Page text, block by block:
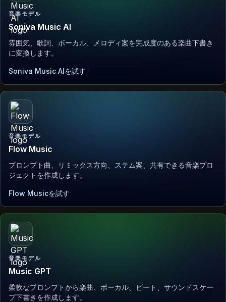
音楽モデル
Soniva Music AI
雰囲気、歌詞、ボーカル、メロディ案を完成度のある楽曲下書き
に変換します。
Soniva Music AIを試す
音楽モデル
Flow Music
プロンプト曲、リミックス方向、ステム案、共有できる音楽プロ
ジェクトを作成します。
Flow Musicを試す
音楽モデル
Music GPT
柔軟なプロンプトから楽曲、ボーカル、ビート、サウンドスケー
プ下書きを作成します。